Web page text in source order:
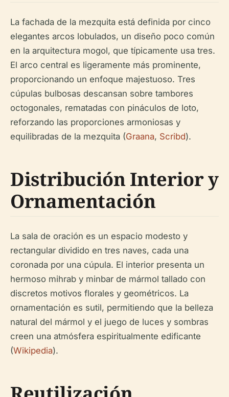
La fachada de la mezquita está definida por cinco
elegantes arcos lobulados, un diseño poco común
en la arquitectura mogol, que típicamente usa tres.
El arco central es ligeramente más prominente,
proporcionando un enfoque majestuoso. Tres
cúpulas bulbosas descansan sobre tambores
octogonales, rematadas con pináculos de loto,
reforzando las proporciones armoniosas y
equilibradas de la mezquita (Graana, Scribd).
Distribución Interior y
Ornamentación
La sala de oración es un espacio modesto y
rectangular dividido en tres naves, cada una
coronada por una cúpula. El interior presenta un
hermoso mihrab y minbar de mármol tallado con
discretos motivos florales y geométricos. La
ornamentación es sutil, permitiendo que la belleza
natural del mármol y el juego de luces y sombras
creen una atmósfera espiritualmente edificante
(Wikipedia).